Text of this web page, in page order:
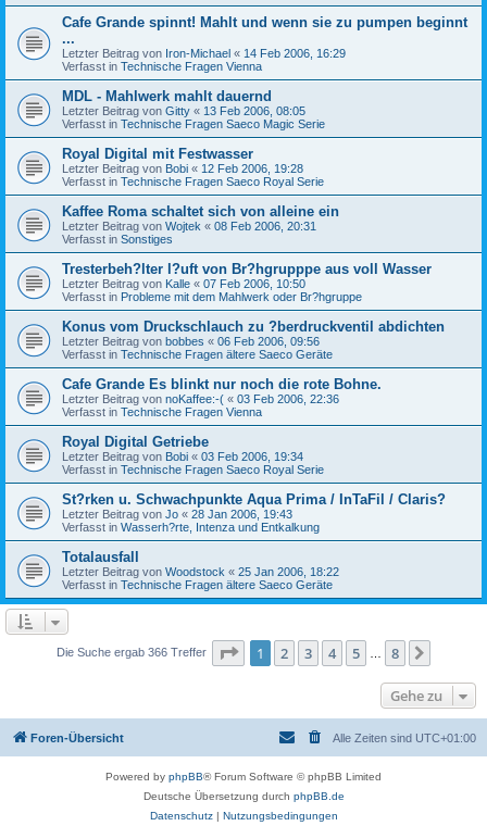
Cafe Grande spinnt! Mahlt und wenn sie zu pumpen beginnt
...
Letzter Beitrag von Iron-Michael « 14 Feb 2006, 16:29
Verfasst in Technische Fragen Vienna
MDL - Mahlwerk mahlt dauernd
Letzter Beitrag von Gitty « 13 Feb 2006, 08:05
Verfasst in Technische Fragen Saeco Magic Serie
Royal Digital mit Festwasser
Letzter Beitrag von Bobi « 12 Feb 2006, 19:28
Verfasst in Technische Fragen Saeco Royal Serie
Kaffee Roma schaltet sich von alleine ein
Letzter Beitrag von Wojtek « 08 Feb 2006, 20:31
Verfasst in Sonstiges
Tresterbeh?lter l?uft von Br?hgrupppe aus voll Wasser
Letzter Beitrag von Kalle « 07 Feb 2006, 10:50
Verfasst in Probleme mit dem Mahlwerk oder Br?hgruppe
Konus vom Druckschlauch zu ?berdruckventil abdichten
Letzter Beitrag von bobbes « 06 Feb 2006, 09:56
Verfasst in Technische Fragen ältere Saeco Geräte
Cafe Grande Es blinkt nur noch die rote Bohne.
Letzter Beitrag von noKaffee:-( « 03 Feb 2006, 22:36
Verfasst in Technische Fragen Vienna
Royal Digital Getriebe
Letzter Beitrag von Bobi « 03 Feb 2006, 19:34
Verfasst in Technische Fragen Saeco Royal Serie
St?rken u. Schwachpunkte Aqua Prima / InTaFil / Claris?
Letzter Beitrag von Jo « 28 Jan 2006, 19:43
Verfasst in Wasserh?rte, Intenza und Entkalkung
Totalausfall
Letzter Beitrag von Woodstock « 25 Jan 2006, 18:22
Verfasst in Technische Fragen ältere Saeco Geräte
Die Suche ergab 366 Treffer Seite 1von
1 2 3 4 5 8
Gehe zu
Foren-Übersicht Alle Zeiten sind UTC+01:00
Powered by phpBB® Forum Software © phpBB Limited
Deutsche Übersetzung durch phpBB.de
Datenschutz| Nutzungsbedingungen